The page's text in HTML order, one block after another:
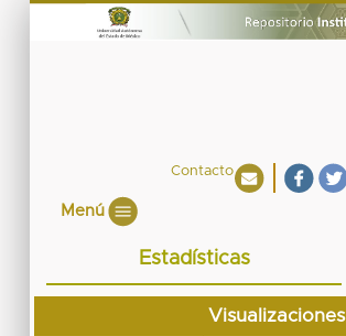
Contacto
Menú
Estadísticas
Visualizaciones